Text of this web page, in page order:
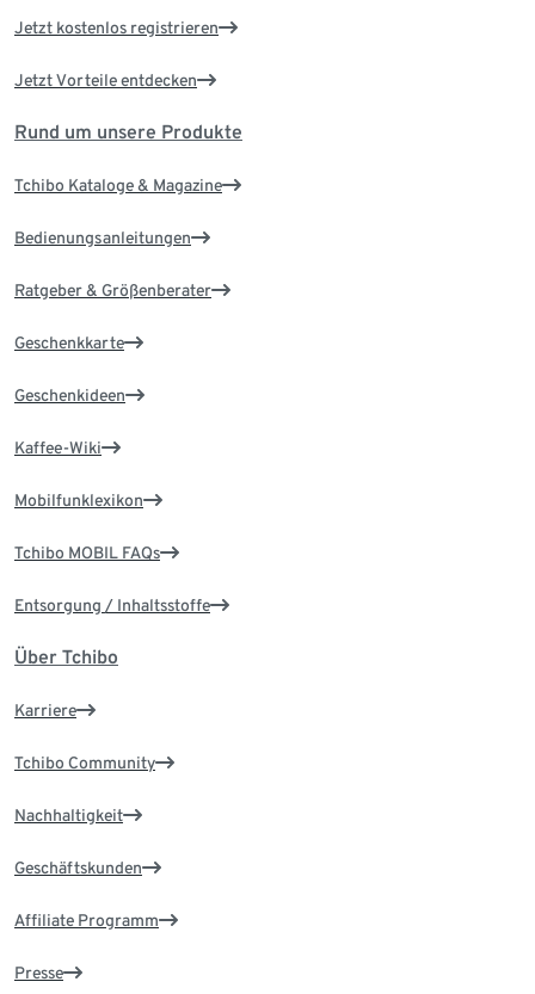
Jetzt kostenlos registrieren
Jetzt Vorteile entdecken
Rund um unsere Produkte
Tchibo Kataloge & Magazine
Bedienungsanleitungen
Ratgeber & Größenberater
Geschenkkarte
Geschenkideen
Kaffee-Wiki
Mobilfunklexikon
Tchibo MOBIL FAQs
Entsorgung / Inhaltsstoffe
Über Tchibo
Karriere
Tchibo Community
Nachhaltigkeit
Geschäftskunden
Affiliate Programm
Presse